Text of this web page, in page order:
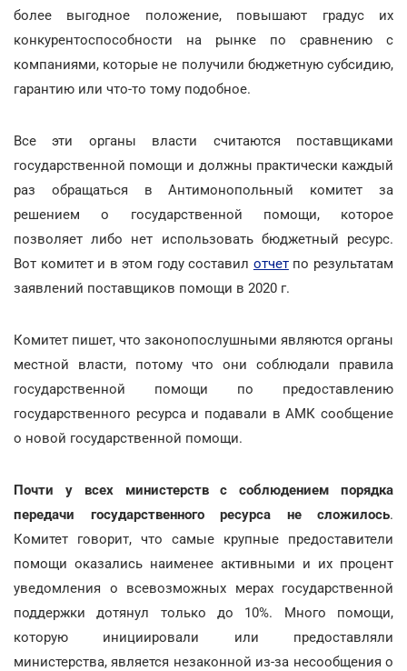
более выгодное положение, повышают градус их
конкурентоспособности на рынке по сравнению с
компаниями, которые не получили бюджетную субсидию,
гарантию или что-то тому подобное.
Все эти органы власти считаются поставщиками
государственной помощи и должны практически каждый
раз обращаться в Антимонопольный комитет за
решением о государственной помощи, которое
позволяет либо нет использовать бюджетный ресурс.
Вот комитет и в этом году составил отчетпо результатам
заявлений поставщиков помощи в 2020 г.
Комитет пишет, что законопослушными являются органы
местной власти, потому что они соблюдали правила
государственной помощи по предоставлению
государственного ресурса и подавали в АМК сообщение
о новой государственной помощи.
Почти у всех министерств с соблюдением порядка
передачи государственного ресурса не сложилось.
Комитет говорит, что самые крупные предоставители
помощи оказались наименее активными и их процент
уведомления о всевозможных мерах государственной
поддержки дотянул только до 10%. Много помощи,
которую инициировали или предоставляли
министерства, является незаконной из-за несообщения о